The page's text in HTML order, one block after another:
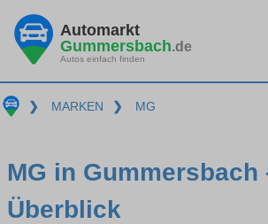
Automarkt
Gummersbach.de
Autos einfach finden
❯ MARKEN ❯ MG
MG in Gummersbach
Überblick